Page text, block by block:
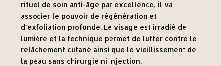
rituel de soin anti-âge par excellence, il va
associer le pouvoir de régénération et
d’exfoliation profonde. Le visage est irradié de
lumière et la technique permet de lutter contre le
relâchement cutané ainsi que le vieillissement de
la peau sans chirurgie ni injection.